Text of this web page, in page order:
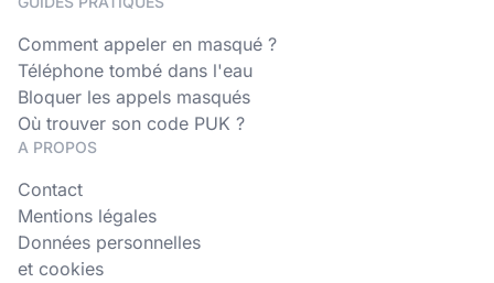
Comment appeler en masqué ?
Téléphone tombé dans l'eau
Bloquer les appels masqués
Où trouver son code PUK ?
A PROPOS
Contact
Mentions légales
Données personnelles
et cookies